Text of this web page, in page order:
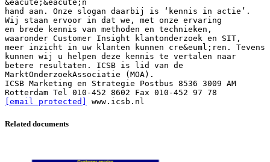
&eacute;&eacute;n
hand aan. Onze slogan daarbij is ‘kennis in actie’.
Wij staan ervoor in dat we, met onze ervaring
en brede kennis van methoden en technieken,
waaronder Customer Insight klantonderzoek en SIT,
meer inzicht in uw klanten kunnen cre&euml;ren. Tevens
kunnen wij u helpen deze kennis te vertalen naar
betere resultaten. ICSB is lid van de
MarktOnderzoekAssociatie (MOA).
ICSB Marketing en Strategie Postbus 8536 3009 AM
Rotterdam Tel 010-452 8602 Fax 010-452 97 78
[email protected]
Related documents